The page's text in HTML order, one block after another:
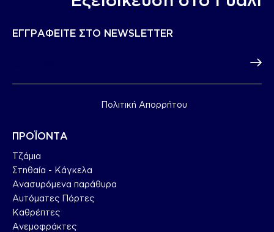
ΕΓΓΡΑΦΕΙΤΕ ΣΤΟ NEWSLETTER
Πολιτική Απορρήτου
ΠΡΟΪΟΝΤΑ
Τζάμια
Στηθαία - Κάγκελα
Ανασυρόμενα παράθυρα
Αυτόματες Πόρτες
Καθρέπτες
Ανεμοφράκτες